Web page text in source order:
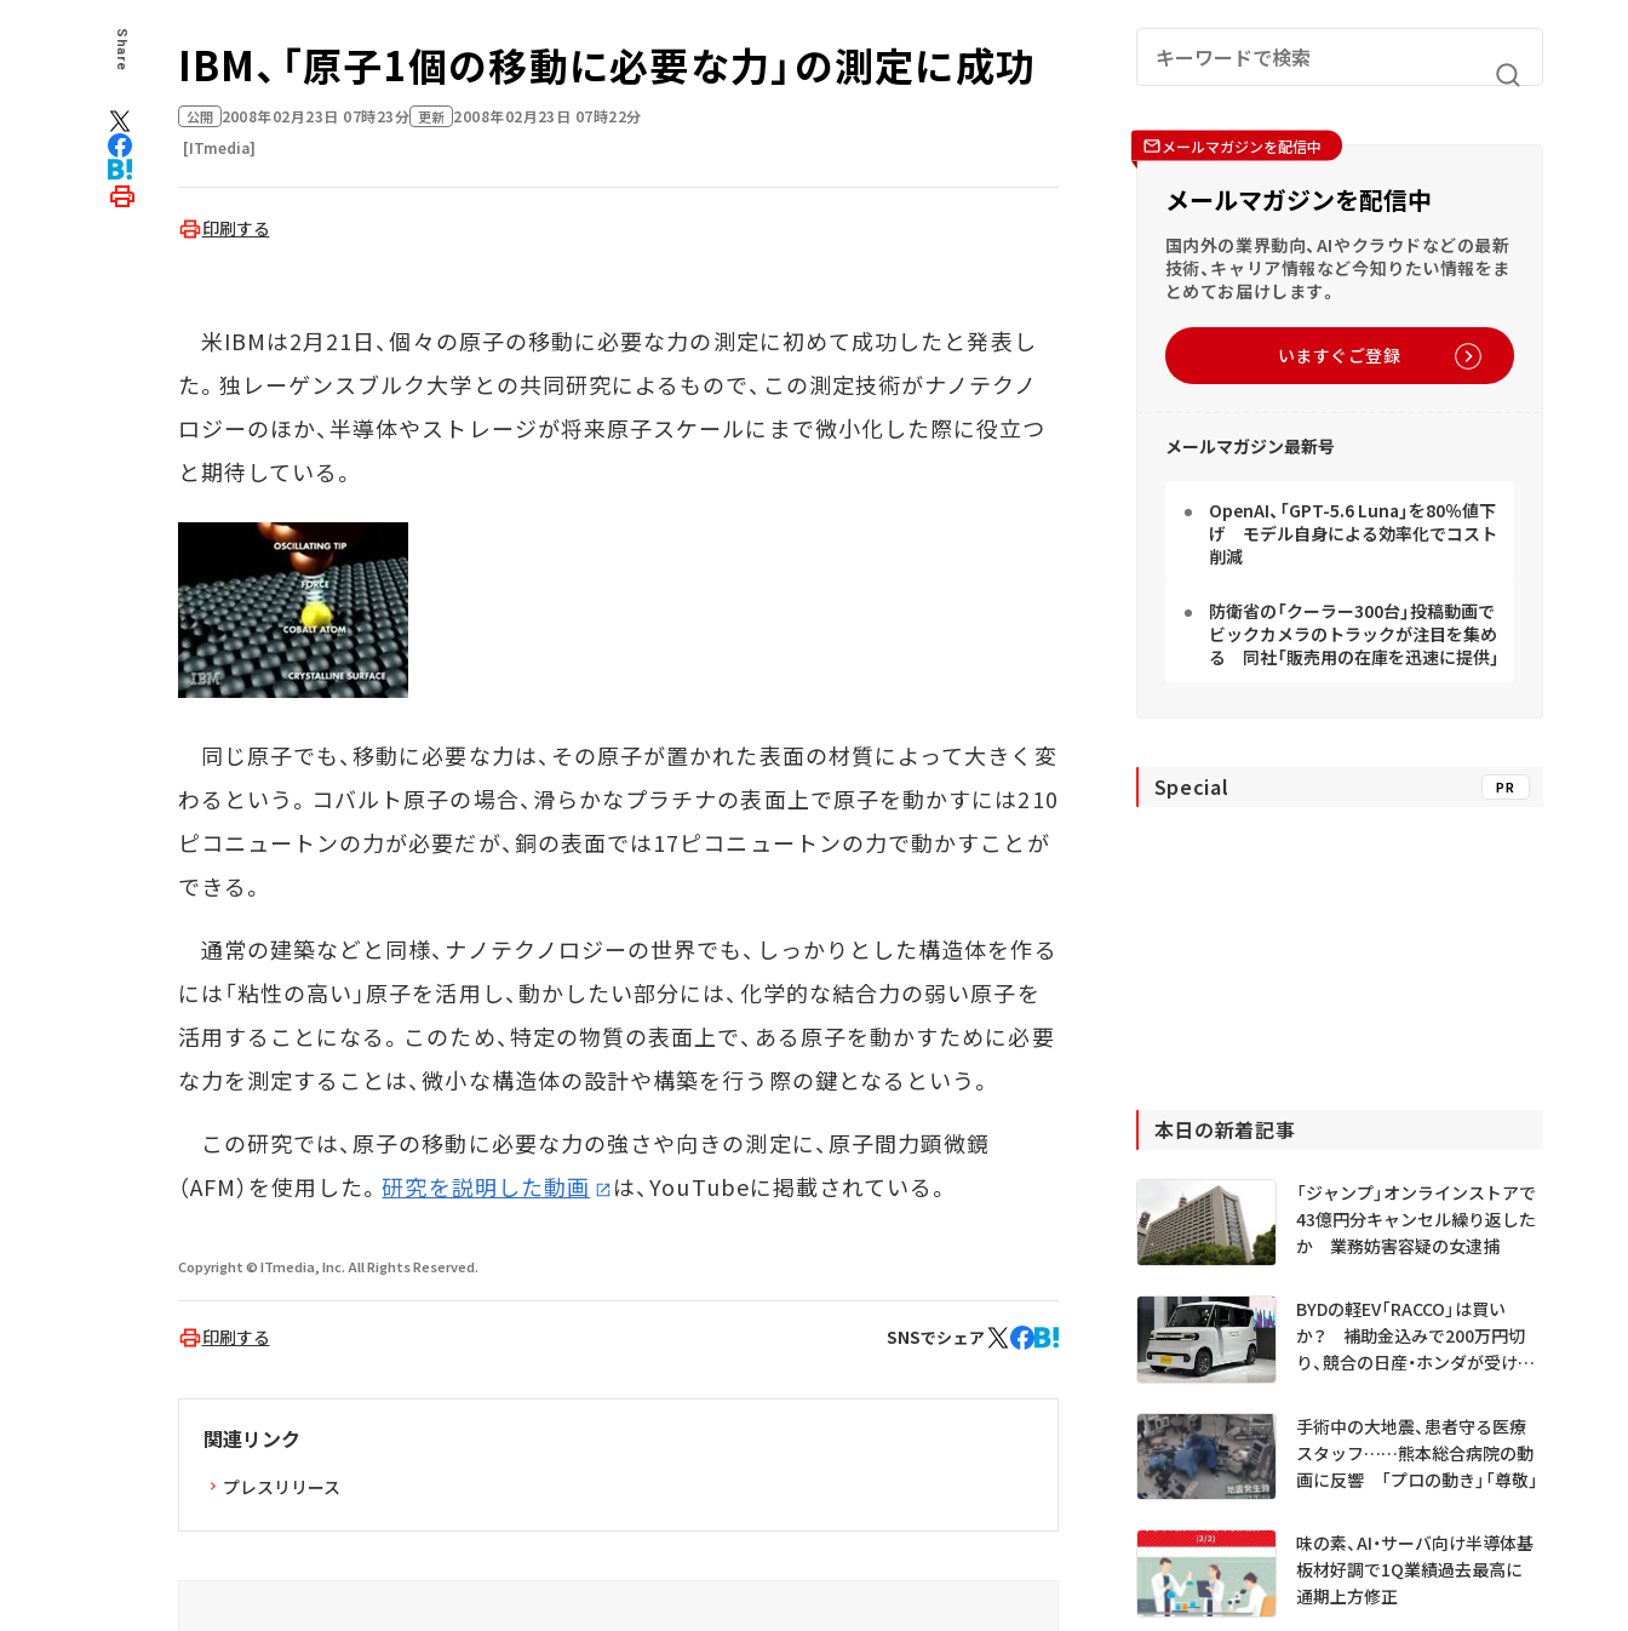
Share IBM、「原子1個の移動に必要な力」の測定に成功
公開 2008年02月23日 07時23分 更新 2008年02月23日 07時22分
[ITmedia]
印刷する
米IBMは2月21日、個々の原子の移動に必要な力の測定に初めて成功したと発表し
た。独レーゲンスブルク大学との共同研究によるもので、この測定技術がナノテクノ
ロジーのほか、半導体やストレージが将来原子スケールにまで微小化した際に役立つ
と期待している。
同じ原子でも、移動に必要な力は、その原子が置かれた表面の材質によって大きく変
わるという。コバルト原子の場合、滑らかなプラチナの表面上で原子を動かすには210
ピコニュートンの力が必要だが、銅の表面では17ピコニュートンの力で動かすことが
できる。
通常の建築などと同様、ナノテクノロジーの世界でも、しっかりとした構造体を作る
には「粘性の高い」原子を活用し、動かしたい部分には、化学的な結合力の弱い原子を
活用することになる。このため、特定の物質の表面上で、ある原子を動かすために必要
な力を測定することは、微小な構造体の設計や構築を行う際の鍵となるという。
この研究では、原子の移動に必要な力の強さや向きの測定に、原子間力顕微鏡
（AFM）を使用した。研究を説明した動画 は、YouTubeに掲載されている。
Copyright © ITmedia, Inc. All Rights Reserved.
印刷する SNSでシェア
関連リンク
プレスリリース
メールマガジンを配信中
メールマガジンを配信中
国内外の業界動向、AIやクラウドなどの最新
技術、キャリア情報など今知りたい情報をま
とめてお届けします。
いますぐご登録
メールマガジン最新号
OpenAI、「GPT-5.6 Luna」を80％値下
げ モデル自身による効率化でコスト
削減
防衛省の「クーラー300台」投稿動画で
ビックカメラのトラックが注目を集め
る 同社「販売用の在庫を迅速に提供」
Special PR
本日の新着記事
「ジャンプ」オンラインストアで
43億円分キャンセル繰り返した
か 業務妨害容疑の女逮捕
BYDの軽EV「RACCO」は買い
か？ 補助金込みで200万円切
り、競合の日産・ホンダが受ける
手術中の大地震、患者守る医療
スタッフ……熊本総合病院の動
画に反響 「プロの動き」「尊敬」
味の素、AI・サーバ向け半導体基
板材好調で1Q業績過去最高に
通期上方修正